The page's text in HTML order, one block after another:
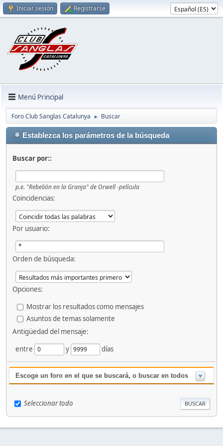
Iniciar sesión Registrarse
Menú Principal
Foro Club Sanglas Catalunya ► Buscar
Establezca los parámetros de la búsqueda
Buscar por::
p.e. "Rebelión en la Granja" de Orwell -película
Coincidencias:
Por usuario:
Orden de búsqueda:
Opciones:
Mostrar los resultados como mensajes
Asuntos de temas solamente
Antigüedad del mensaje:
entre
y días
Escoge un foro en el que se buscará, o buscar en todos
Seleccionar todo